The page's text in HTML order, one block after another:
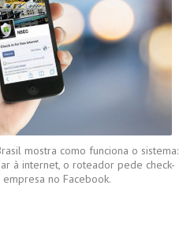
mostra como funciona o sistema:
à internet, o roteador pede check-
no Facebook.